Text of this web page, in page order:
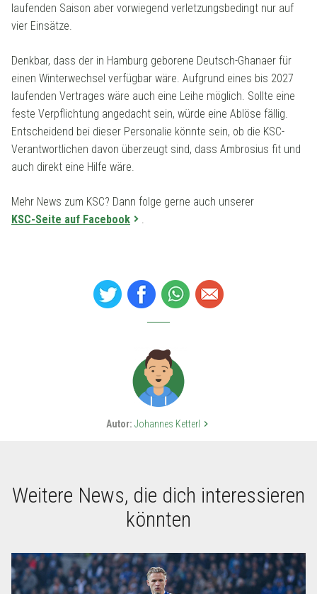
laufenden Saison aber vorwiegend verletzungsbedingt nur auf
vier Einsätze.
Denkbar, dass der in Hamburg geborene Deutsch-Ghanaer für
einen Winterwechsel verfügbar wäre. Aufgrund eines bis 2027
laufenden Vertrages wäre auch eine Leihe möglich. Sollte eine
feste Verpflichtung angedacht sein, würde eine Ablöse fällig.
Entscheidend bei dieser Personalie könnte sein, ob die KSC-
Verantwortlichen davon überzeugt sind, dass Ambrosius fit und
auch direkt eine Hilfe wäre.
Mehr News zum KSC? Dann folge gerne auch unserer
KSC-Seite auf Facebook
Autor: Johannes Ketterl keyboard_arrow_right
Weitere News, die dich interessieren
könnten